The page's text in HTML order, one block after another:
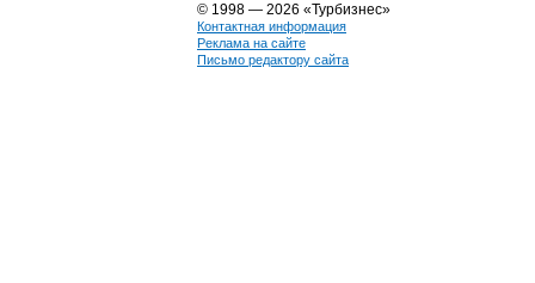
© 1998 — 2026 «Турбизнес»
Контактная информация
Реклама на сайте
Письмо редактору сайта